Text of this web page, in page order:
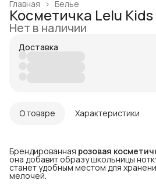
Белье
Главная ›
Косметичка Lelu Kids
Нет в наличии
Доставка
О товаре Характеристики
Брендированная розовая
она добавит образу школьницы
станет удобным местом для
мелочей.